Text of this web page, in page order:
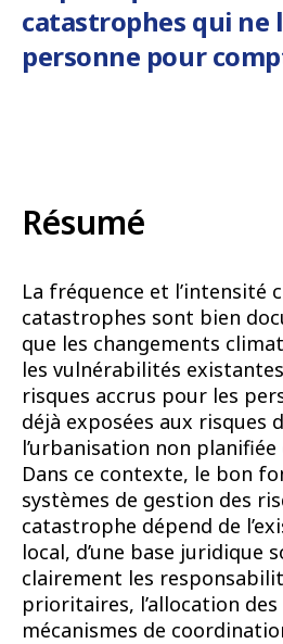
catastrophes qui ne
personne pour
Résumé
La fréquence et l’intensité
catastrophes sont bien
que les changements
les vulnérabilités
risques accrus pour les
déjà exposées aux risques
l’urbanisation non
Dans ce contexte, le bon
systèmes de gestion des
catastrophe dépend de
local, d’une base juridique
clairement les
prioritaires, l’allocation
mécanismes de